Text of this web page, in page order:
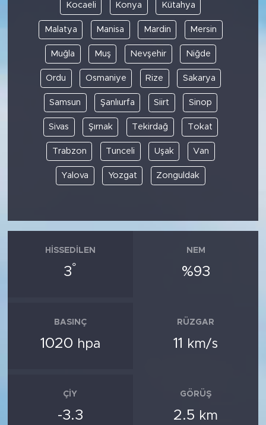
Kocaeli Konya Kütahya
Malatya Manisa Mardin Mersin
Muğla Muş Nevşehir Niğde
Ordu Osmaniye Rize Sakarya
Samsun Şanlıurfa Siirt Sinop
Sivas Şırnak Tekirdağ Tokat
Trabzon Tunceli Uşak Van
Yalova Yozgat Zonguldak
HISSEDILEN
3°
NEM
%93
BASINÇ
1020 hpa
RÜZGAR
11 km/s
ÇIY
-3.3
GÖRÜŞ
2.5 km